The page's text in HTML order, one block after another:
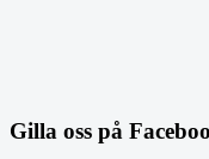
Gilla oss på